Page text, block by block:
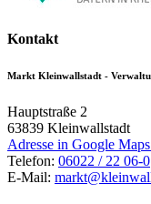
Kontakt
Markt Kleinwallstadt -
Hauptstraße 2
63839 Kleinwallstadt
Adresse in Google
Telefon: 06022 / 22 06-0
E-Mail: